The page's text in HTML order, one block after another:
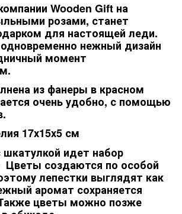
Wooden Gift на
розами, станет
для настоящей леди.
нежный дизайн
момент
из фанеры в красном
очень удобно, с помощью
17х15х5 см
шкатулкой идет набор
создаются по особой
лепестки выглядят как
аромат сохраняется
цветы можно позже